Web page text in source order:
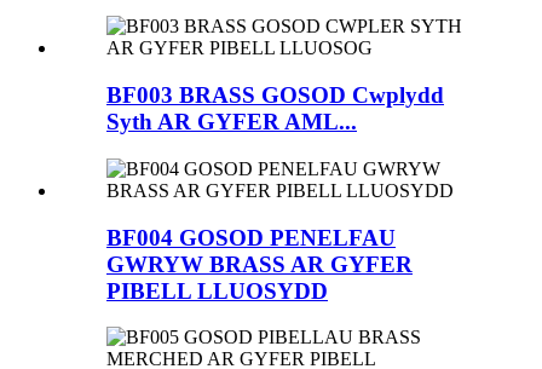
BF003 BRASS GOSOD Cwplydd
Syth AR GYFER AML...
BF004 GOSOD PENELFAU
GWRYW BRASS AR GYFER
PIBELL LLUOSYDD